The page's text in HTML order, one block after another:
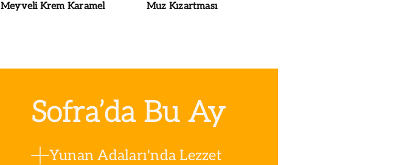
Meyveli Krem Karamel Muz Kızartması
Sofra’da Bu Ay
Yunan Adaları'nda Lezzet